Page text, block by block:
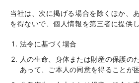
当社は、次に掲げる場合を除くほか、
を得ないで、個人情報を第三者に提供し
法令に基づく場合
人の生命、身体または財産の保護の
あって、ご本人の同意を得ることが